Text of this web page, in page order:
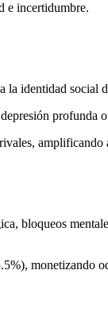
e incertidumbre.
la identidad social
profunda
amplificando
bloqueos
monetizando